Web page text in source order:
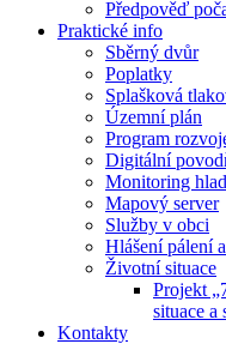
Předpověď
Praktické info
Sběrný dvůr
Poplatky
Splašková
Územní plán
Program
Digitální
Monitoring
Mapový server
Služby v obci
Hlášení pálení
Životní situace
Projekt
situace a
Kontakty